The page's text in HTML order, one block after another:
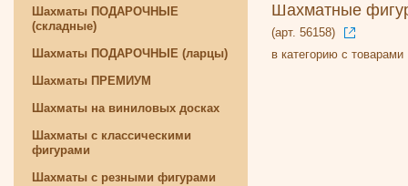
Шахматные
(арт. 56158)
в категорию с товарами
Шахматы ПОДАРОЧНЫЕ
(складные)
Шахматы ПОДАРОЧНЫЕ (ларцы)
Шахматы ПРЕМИУМ
Шахматы на виниловых досках
Шахматы с классическими
фигурами
Шахматы с резными фигурами